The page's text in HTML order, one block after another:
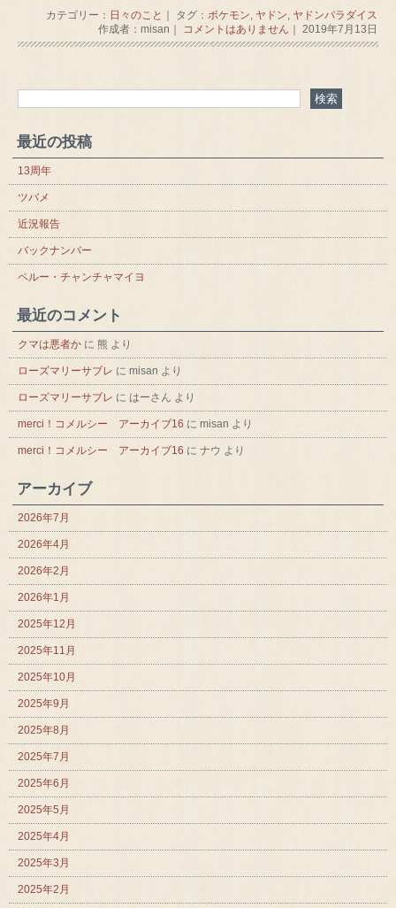
カテゴリー： 日々のこと ｜ タグ： ポケモン, ヤドン, ヤドンパラダイス
作成者：misan｜
コメントはありません ｜ 2019年7月13日
最近の投稿
13周年
ツバメ
近況報告
バックナンバー
ペルー・チャンチャマイヨ
最近のコメント
クマは悪者か に 熊 より
ローズマリーサブレ に misan より
ローズマリーサブレ に はーさん より
merci！コメルシー アーカイブ16 に misan より
merci！コメルシー アーカイブ16 に ナウ より
アーカイブ
2026年7月
2026年4月
2026年2月
2026年1月
2025年12月
2025年11月
2025年10月
2025年9月
2025年8月
2025年7月
2025年6月
2025年5月
2025年4月
2025年3月
2025年2月